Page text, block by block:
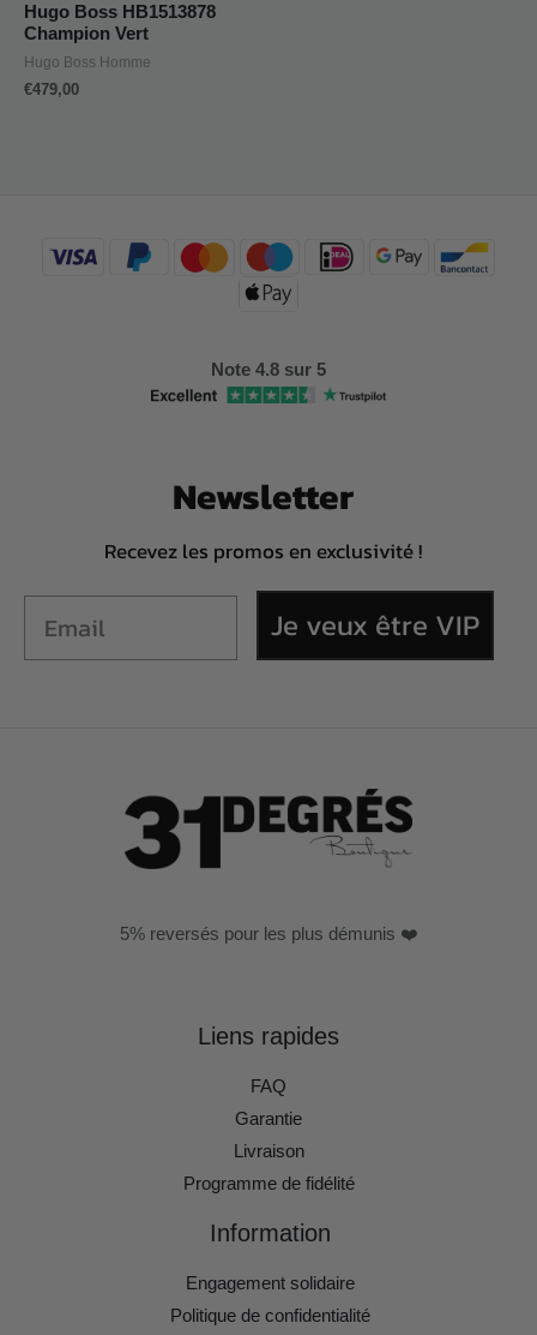
Hugo Boss HB1513878
Champion Vert
Hugo Boss Homme
€479,00
Note 4.8 sur 5
Newsletter
Recevez les promos en exclusivité !
Je veux être VIP
5% reversés pour les plus démunis ❤️
Liens rapides
FAQ
Garantie
Livraison
Programme de fidélité
Information
Engagement solidaire
Politique de confidentialité